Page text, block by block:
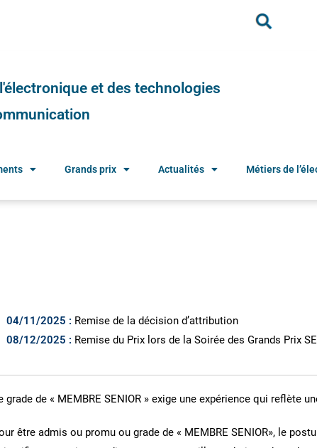
et des technologies
Grands prix Actualités Métiers de
04/11/2025 : Remise de la décision d’attribution
08/12/2025 : Remise du Prix lors de la Soirée des Grands Prix
grade de « MEMBRE SENIOR » exige une expérience qui reflète
être admis ou promu ou grade de « MEMBRE SENIOR», le